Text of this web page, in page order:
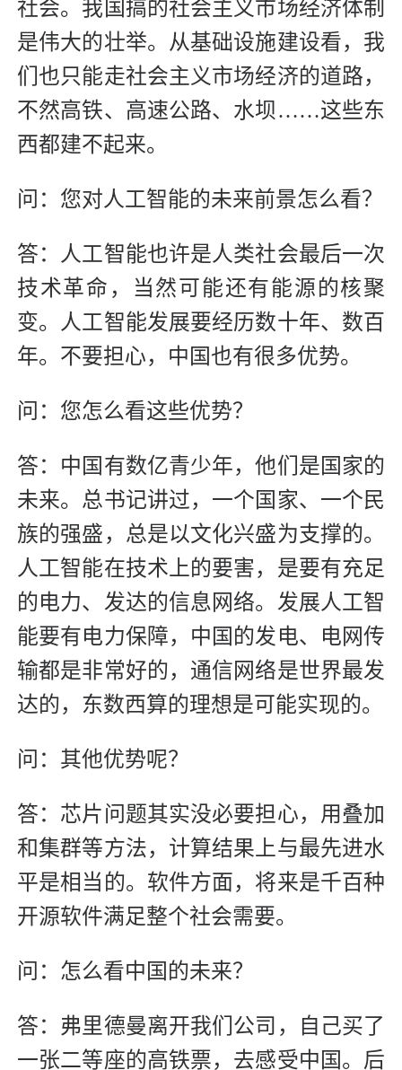
社会。我国搞的社会主义市场经济体制
是伟大的壮举。从基础设施建设看，我
们也只能走社会主义市场经济的道路，
不然高铁、高速公路、水坝……这些东
西都建不起来。
问：您对人工智能的未来前景怎么看？
答：人工智能也许是人类社会最后一次
技术革命，当然可能还有能源的核聚
变。人工智能发展要经历数十年、数百
年。不要担心，中国也有很多优势。
问：您怎么看这些优势？
答：中国有数亿青少年，他们是国家的
未来。总书记讲过，一个国家、一个民
族的强盛，总是以文化兴盛为支撑的。
人工智能在技术上的要害，是要有充足
的电力、发达的信息网络。发展人工智
能要有电力保障，中国的发电、电网传
输都是非常好的，通信网络是世界最发
达的，东数西算的理想是可能实现的。
问：其他优势呢？
答：芯片问题其实没必要担心，用叠加
和集群等方法，计算结果上与最先进水
平是相当的。软件方面，将来是千百种
开源软件满足整个社会需要。
问：怎么看中国的未来？
答：弗里德曼离开我们公司，自己买了
一张二等座的高铁票，去感受中国。后